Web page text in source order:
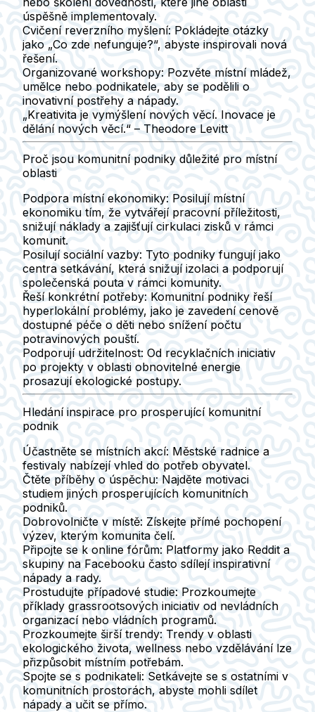
úspěšně implementovaly.
Cvičení reverzního myšlení: Pokládejte otázky
jako „Co zde nefunguje?“, abyste inspirovali nová
řešení.
Organizované workshopy: Pozvěte místní mládež,
umělce nebo podnikatele, aby se podělili o
inovativní postřehy a nápady.
„Kreativita je vymýšlení nových věcí. Inovace je
dělání nových věcí.“ – Theodore Levitt
Proč jsou komunitní podniky důležité pro místní
oblasti
Podpora místní ekonomiky: Posilují místní
ekonomiku tím, že vytvářejí pracovní příležitosti,
snižují náklady a zajišťují cirkulaci zisků v rámci
komunit.
Posilují sociální vazby: Tyto podniky fungují jako
centra setkávání, která snižují izolaci a podporují
společenská pouta v rámci komunity.
Řeší konkrétní potřeby: Komunitní podniky řeší
hyperlokální problémy, jako je zavedení cenově
dostupné péče o děti nebo snížení počtu
potravinových pouští.
Podporují udržitelnost: Od recyklačních iniciativ
po projekty v oblasti obnovitelné energie
prosazují ekologické postupy.
Hledání inspirace pro prosperující komunitní
podnik
Účastněte se místních akcí: Městské radnice a
festivaly nabízejí vhled do potřeb obyvatel.
Čtěte příběhy o úspěchu: Najděte motivaci
studiem jiných prosperujících komunitních
podniků.
Dobrovolničte v místě: Získejte přímé pochopení
výzev, kterým komunita čelí.
Připojte se k online fórům: Platformy jako Reddit a
skupiny na Facebooku často sdílejí inspirativní
nápady a rady.
Prostudujte případové studie: Prozkoumejte
příklady grassrootsových iniciativ od nevládních
organizací nebo vládních programů.
Prozkoumejte širší trendy: Trendy v oblasti
ekologického života, wellness nebo vzdělávání lze
přizpůsobit místním potřebám.
Spojte se s podnikateli: Setkávejte se s ostatními v
komunitních prostorách, abyste mohli sdílet
nápady a učit se přímo.